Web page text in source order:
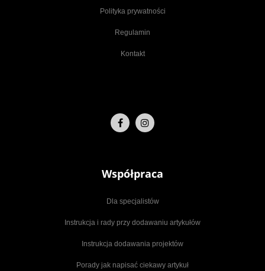
Polityka prywatności
Regulamin
Kontakt
Współpraca
Dla specjalistów
Instrukcja i rady przy dodawaniu artykułów
Instrukcja dodawania projektów
Porady jak napisać ciekawy artykuł